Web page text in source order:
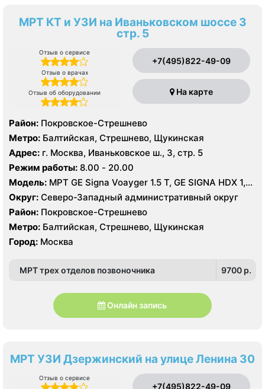
МРТ КТ и УЗИ на Иваньковском шоссе 3
стр. 5
Отзыв о сервисе
Отзыв о врачах
Отзыв об оборудовании
+7(495)822-49-09
На карте
Район: Покровское-Стрешнево
Метро: Балтийская, Стрешнево, Щукинская
Адрес: г. Москва, Иваньковское ш., 3, стр. 5
Режим работы: 8.00 - 20.00
Модель: МРТ GE Signa Voayger 1.5 Т, GE SIGNA HDX 1,5
T, КТ GE LightSpeed 64 среза, Brilliance CT 40 срезов,
УЗИ GE Logiq E9
Округ: Северо-Западный административный округ
Район: Покровское-Стрешнево
Метро: Балтийская, Стрешнево, Щукинская
Город: Москва
МРТ трех отделов позвоночника 9700 p.
Онлайн запись
МРТ УЗИ Дзержинский на улице Ленина 30
Отзыв о сервисе
+7(495)822-49-09